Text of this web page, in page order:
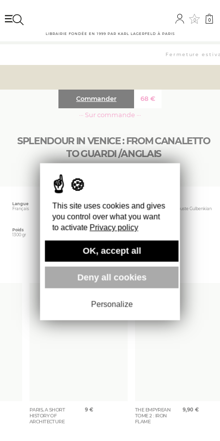
0 0
LIBRAIRIE FONDÉE EN 1999 PAR KARL LAGERFELD À PARIS
Fermeture
SPLENDOUR IN VENICE : FROM CANALETTO
TO GUARDI /ANGLAIS
68 €
Commander
··· Sur commande ···
Langue
Français
Date d'édition
octobre 2025
Éditeur
Fondation Calouste Gulbenkian
Poids
1300 gr
Plus d'ouvrages
PARIS, A SHORT
HISTORY OF
ARCHITECTURE
9 €
THE EMPYREAN
TOME 2 : IRON
FLAME
9,90 €
This site uses cookies and gives
you control over what you want
to activate Privacy policy
OK, accept all
Deny all cookies
Personalize